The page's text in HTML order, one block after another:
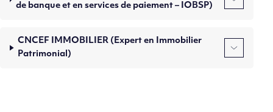
de banque et en services de paiement – IOBSP)
CNCEF IMMOBILIER (Expert en Immobilier
Patrimonial)